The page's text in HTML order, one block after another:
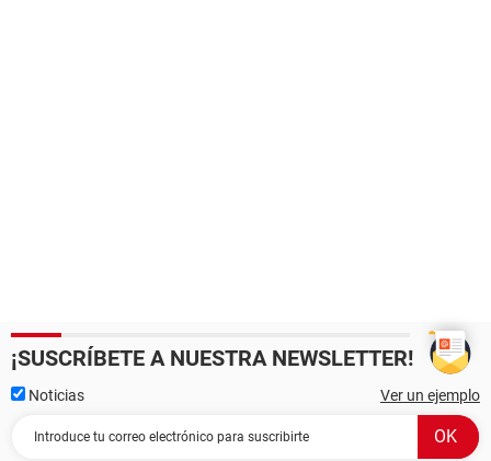
¡SUSCRÍBETE A NUESTRA NEWSLETTER!
Noticias Ver un ejemplo